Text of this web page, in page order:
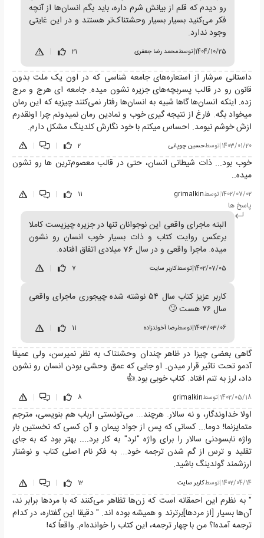
رو دیدم که قلم از بیانش شرم داره، باید بگم انسان‌ها از آنچه
فکر می‌کنید بسیار بسیار وحشتناک‌تر هستند و در این غایتی
وجود ندارد.
1404/10/25
|توسطمحمد رضا جعفری 21
داستانی سرشار از استعاره‌های جامعه شناسی که در اون یک ملت بدون
قانون رو در قالب پسربچه‌های جزیره نشون میده. جامعه ای هرج و مرج
زده. اینکه انسان‌ها گاها شبیه به انسان‌ها رفتار نمی‌کنند چیزیه که این رمان
میخواد بگه. فارغ از نتیجه گیری خوب و نمادین رمان نمیدونم چرا اونقدرم
ازش خوشم نیومد. احساس میکنم با خود نگارش کلدینگ مشکل دارم.
1403/01/20
|توسطحسین چوپانی 2
|
|
خوب بود‌... ذات شیطانی انسان، حتی در قالب معصوم‌ترین ها رو نشون
میده..
1402/07/02 توسطgrimalkin
11
پاسخ ها
البته ماجرای واقعی این نوجوانان تنها در جزیره چیزیست کاملا
برعکس روایت کتاب و ذات بسیار خوب انسان رو نشون
میده. ماجرا واقعی و در سال 76 میلادی اتفاق افتاده.
1402/07/05
|توسطکاربر سایت 7
کاربر عزیز کتاب سال ۵۴ نوشته شده چیجوری ماجرای واقعی
سال ۷۶ هست 🙄
1403/03/06
|توسطرضا آخوندزاده 11
گاهی بعضی چیزا در ظاهر چندان وحشتناک به نظر نمیرسن، ولی عمیقا
آدمو تحت تاثیر قرار میدن. او جایی که عمق وحشی بودن انسان رو نشون
داد، لرز به تنم افتاد. کتاب خوبی بود.👍
1402/05/18
|توسطgrimalkin
8
|
|
اولا خداوندگار، و نه سالار. هرچند... می‌تونستی ارباب هم بنویسی، مترجم
متمایزنما! دوما... کسانی که پس از جواد پیمان و آن کسی که نخستین بار
واژه نابسودنی سالار را برای واژه "لرد" به کار برد.... بهتر بود که به جای
تقلید و ترس از گم شدن ترجمه خود... به فکر نام اصلی کتاب و نوشتار
ارزشمند گولدینگ باشید.
1402/04/14 توسطکاربر سایت 12
" به نظرم این احمقانه است که زن‌ها تظاهر می‌کنند که با مردها برابر ند،
آن‌ها بسیار [از مردها]برترند و همیشه بوده اند. " دقیقا این گفتاره، در کدام
ترجمه آمده!؟ من با چهار ترجمه، این کتاب را خوانده‌ام. واقعاً که!